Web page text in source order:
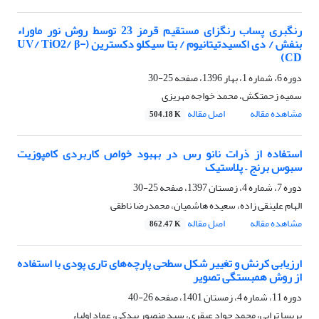
رنگبری پساب رنگزای مستقیم قرمز 23 توسط روش نور ماوراء
بنفش / دی اکسیدتیتانیوم / بتا سیکلو دکسترین (UV/ TiO2/ β-
CD)
دوره 6، شماره 1، بهار 1396، صفحه
25-30
سمیه زحمتکش، محمد خواجه مهریزی
مشاهده مقاله
اصل مقاله 504.18 K
استفاده از ذرات نانو رس در بهبود خواص کاربردی کامپوزیت
سبوس برنج – پلاستیک
دوره 7، شماره 4، زمستان 1397، صفحه
25-30
الهام علینقی زاده، سعیده هاشمیان، محمدرضا ناطقی
مشاهده مقاله
اصل مقاله 862.47 K
ارزیابی کرنش و تغییر شکل سطحی پارچه‌های تاری پودی با استفاده
از روش همبستگی تصویر
دوره 11، شماره 4، زمستان 1401، صفحه
26-40